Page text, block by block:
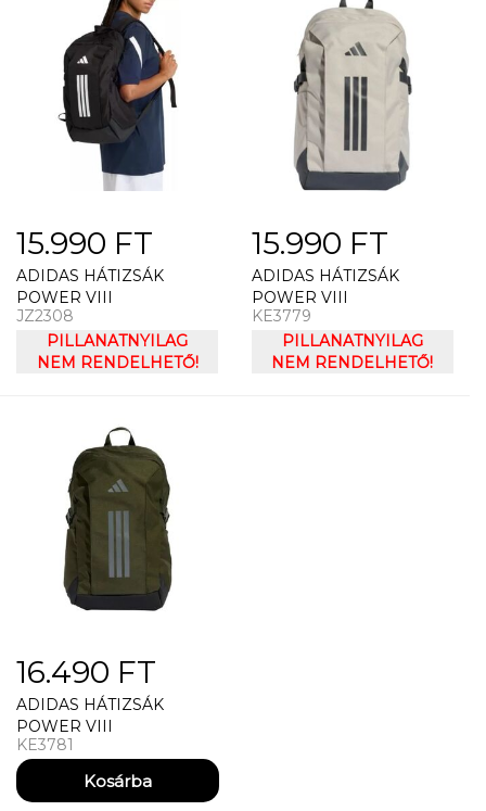
15.990 FT
ADIDAS HÁTIZSÁK
POWER VIII
JZ2308
PILLANATNYILAG
NEM RENDELHETŐ!
15.990 FT
ADIDAS HÁTIZSÁK
POWER VIII
KE3779
PILLANATNYILAG
NEM RENDELHETŐ!
16.490 FT
ADIDAS HÁTIZSÁK
POWER VIII
KE3781